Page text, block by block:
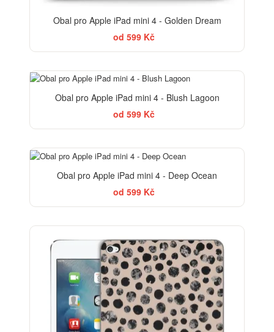
Obal pro Apple iPad mini 4 - Golden Dream
od 599 Kč
Obal pro Apple iPad mini 4 - Blush Lagoon
od 599 Kč
Obal pro Apple iPad mini 4 - Deep Ocean
od 599 Kč